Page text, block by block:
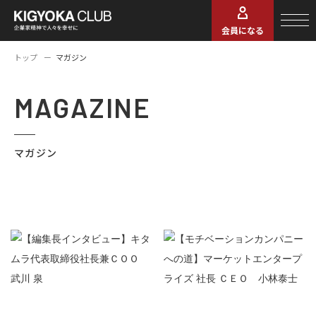
会員になる
トップ マガジン
MAGAZINE
マガジン